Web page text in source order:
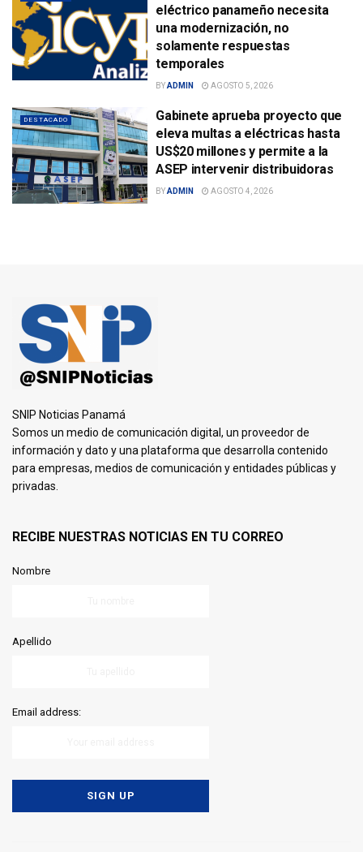
eléctrico panameño necesita
una modernización, no
solamente respuestas
temporales
BYADMIN AGOSTO 5, 2026
DESTACADO
Gabinete aprueba proyecto que
eleva multas a eléctricas hasta
US$20 millones y permite a la
ASEP intervenir distribuidoras
BYADMIN AGOSTO 4, 2026
SNIP Noticias Panamá
Somos un medio de comunicación digital, un proveedor de
información y dato y una plataforma que desarrolla contenido
para empresas, medios de comunicación y entidades públicas y
privadas.
RECIBE NUESTRAS NOTICIAS EN TU CORREO
Nombre
Apellido
Email address: